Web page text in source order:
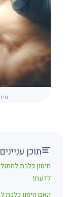
תוכן עניינים
חיסון כלבת
לדעת!
האם חיסון כלבת